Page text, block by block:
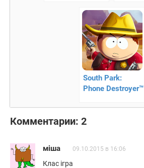
выживание
South Park:
Phone Destroyer™
реальном
времени
Комментарии: 2
міша 09.10.2015 в 16:06
Клас ігра